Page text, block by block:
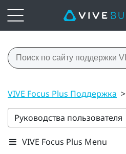
VIVE Focus Plus Поддержка >
Руководства пользователя
VIVE Focus Plus Menu